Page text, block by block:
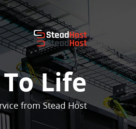
Life
from Stead Host